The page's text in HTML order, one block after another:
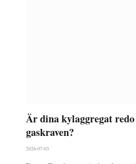
Är dina kylaggregat
gaskraven?
2026-07-03